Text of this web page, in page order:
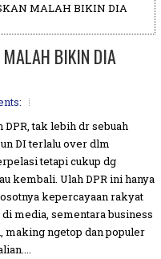
MALAH BIKIN DIA
MALAH BIKIN DIA
tak lebih dr sebuah
DI terlalu over dlm
tetapi cukup dg
kembali. Ulah DPR ini hanya
kepercayaan rakyat
media, sementara business
making ngetop dan populer